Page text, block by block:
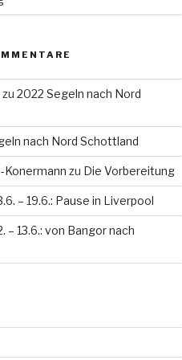
zu 2022 Segeln nach Nord
nach Nord Schottland
Konermann zu Die Vorbereitung
– 19.6.: Pause in Liverpool
– 13.6.: von Bangor nach